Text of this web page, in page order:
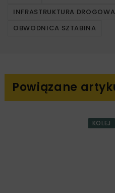
INFRASTRUKTURA DROGOWA
OBWODNICA SZTABINA
Powiązane
KOLEJ